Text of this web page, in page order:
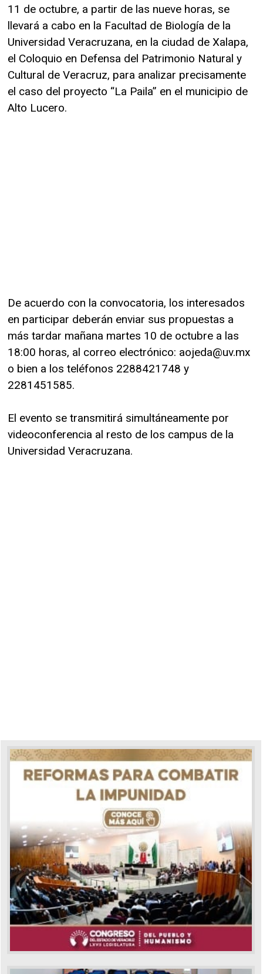
11 de octubre, a partir de las nueve horas, se
llevará a cabo en la Facultad de Biología de la
Universidad Veracruzana, en la ciudad de Xalapa,
el Coloquio en Defensa del Patrimonio Natural y
Cultural de Veracruz, para analizar precisamente
el caso del proyecto “La Paila” en el municipio de
Alto Lucero.
De acuerdo con la convocatoria, los interesados
en participar deberán enviar sus propuestas a
más tardar mañana martes 10 de octubre a las
18:00 horas, al correo electrónico: aojeda@uv.mx
o bien a los teléfonos 2288421748 y
2281451585.
El evento se transmitirá simultáneamente por
videoconferencia al resto de los campus de la
Universidad Veracruzana.